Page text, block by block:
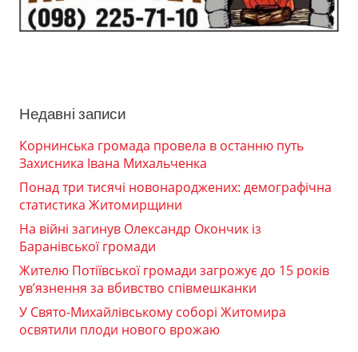
Недавні записи
Корнинська громада провела в останню путь
Захисника Івана Михальченка
Понад три тисячі новонароджених: демографічна
статистика Житомирщини
На війні загинув Олександр Окончик із
Баранівської громади
Жителю Потіївської громади загрожує до 15 років
ув’язнення за вбивство співмешканки
У Свято-Михайлівському соборі Житомира
освятили плоди нового врожаю